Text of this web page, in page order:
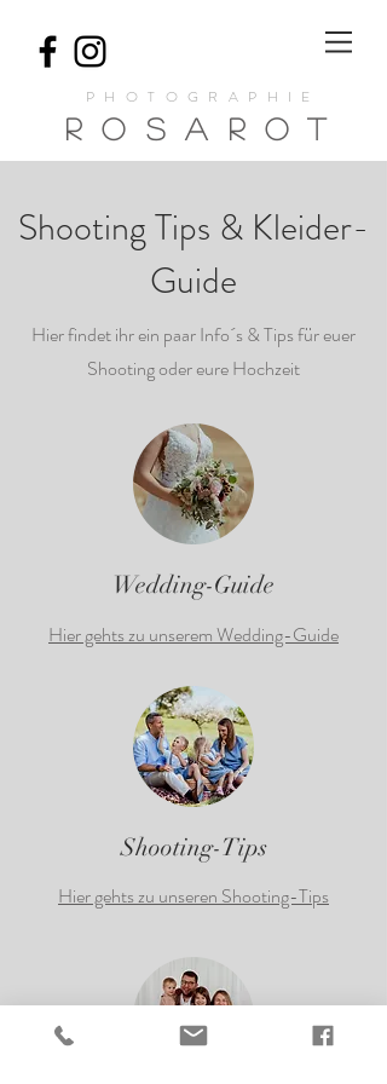
PHOTOGRAPHIE
ROSA ROT
Shooting Tips & Kleider-
Guide
Hier findet ihr ein paar Info´s & Tips für euer
Shooting oder eure Hochzeit
Wedding-Guide
Hier gehts zu unserem Wedding-Guide
Shooting-Tips
Hier gehts zu unseren Shooting-Tips